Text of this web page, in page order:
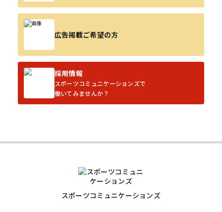
広告掲載ご希望の方
採用情報
スポーツコミュニケーションズで
働いてみませんか？
スポーツコミュニケーションズ